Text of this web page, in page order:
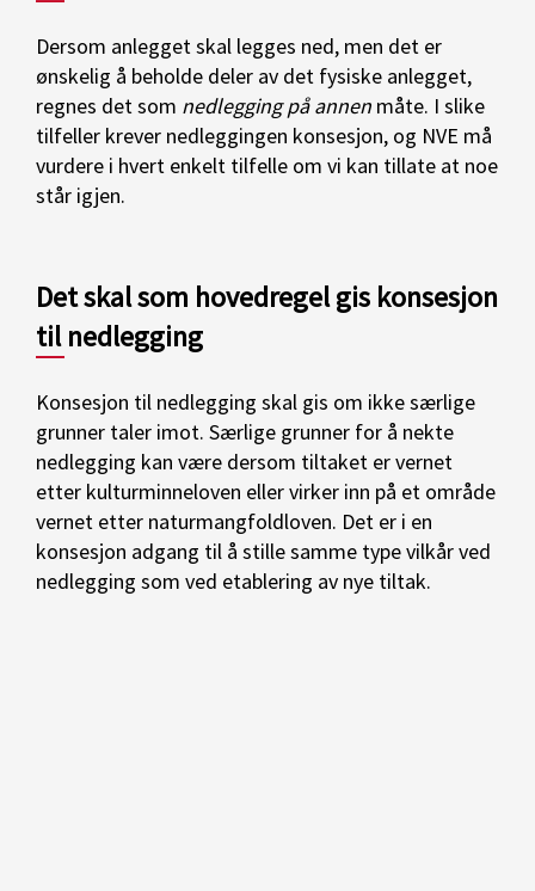
Dersom anlegget skal legges ned, men det er
ønskelig å beholde deler av det fysiske anlegget,
regnes det som nedlegging på annen måte. I slike
tilfeller krever nedleggingen konsesjon, og NVE må
vurdere i hvert enkelt tilfelle om vi kan tillate at noe
står igjen.
Det skal som hovedregel gis konsesjon
til nedlegging
Konsesjon til nedlegging skal gis om ikke særlige
grunner taler imot. Særlige grunner for å nekte
nedlegging kan være dersom tiltaket er vernet
etter kulturminneloven eller virker inn på et område
vernet etter naturmangfoldloven. Det er i en
konsesjon adgang til å stille samme type vilkår ved
nedlegging som ved etablering av nye tiltak.